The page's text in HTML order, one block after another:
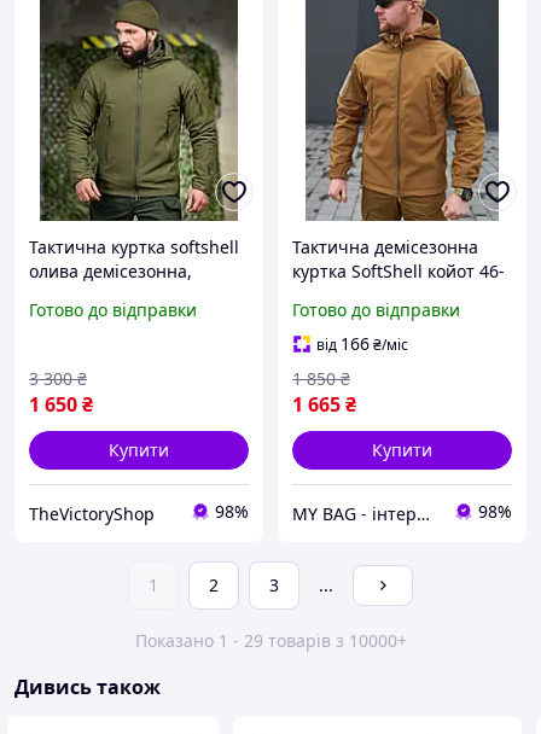
Тактична куртка softshell
олива демісезонна,
олива софтшел XL uterhi
Готово до відправки
1 650₴
3 300 ₴
Купити
TheVictoryShop 98%
Тактична демісезонна
куртка SoftShell койот 46-
вітрозахисна куртка
софтшел, куртка весняна
польова для ЗСУ
Готово до відправки
від 166₴/міс
1 665₴
1 850 ₴
Купити
MY BAG - інтернет магазин сумок, валіз та аксесуарів 98%
1 2 3 ...
Показано 1 - 29 товарів з 10000+
Дивись також